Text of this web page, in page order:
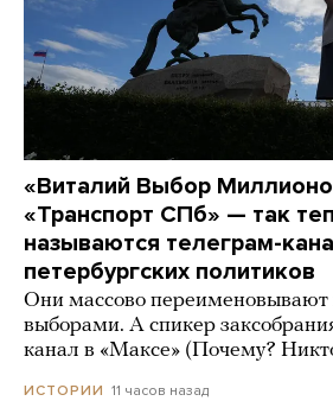
«Виталий Выбор
«Транспорт СПб» — так
называются телеграм-
петербургских политиков
Они массово переименовывают
выборами. А спикер
канал в «Максе» (Почему?
ИСТОРИИ 11 часов назад